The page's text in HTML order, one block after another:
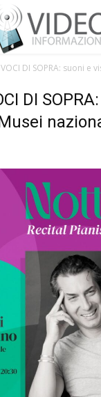
VOCI DI SOPRA: suoni e
DI